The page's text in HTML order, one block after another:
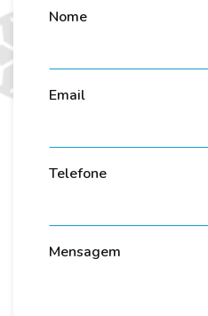
Nome
Email
Telefone
Mensagem